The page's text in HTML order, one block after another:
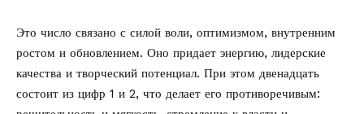
Это число связано с силой воли, оптимизмом, внутренним
ростом и обновлением. Оно придает энергию, лидерские
качества и творческий потенциал. При этом двенадцать
состоит из цифр 1 и 2, что делает его противоречивым: